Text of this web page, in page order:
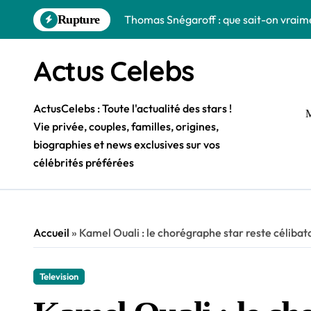
content
Rupture
Thomas Snégaroff : que sait-on
Djed Spence, premier musulman à
Issam Chebake et sa femme Myriam
Adrien Rabiot : ses origines kabyles
Les racines congolaises et
Les racines algériennes et italiennes
Smaïl Bouabdellah : femme, vie
Actus Celebs
ActusCelebs : Toute l'actualité des stars !
Vie privée, couples, familles, origines,
biographies et news exclusives sur vos
célébrités préférées
Accueil » Kamel Ouali : le chorégraphe star reste
Television